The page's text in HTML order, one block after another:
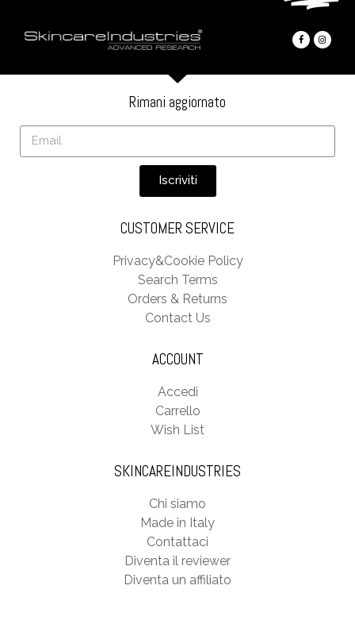
SKINCAREINDUSTRIES
Chi siamo
Made in Italy
Contattaci
Diventa il reviewer
Diventa un affiliato
ACCOUNT
Accedi
Carrello
Wish List
CUSTOMER SERVICE
Privacy&Cookie Policy
Search Terms
Orders & Returns
Contact Us
Rimani aggiornato
Iscriviti